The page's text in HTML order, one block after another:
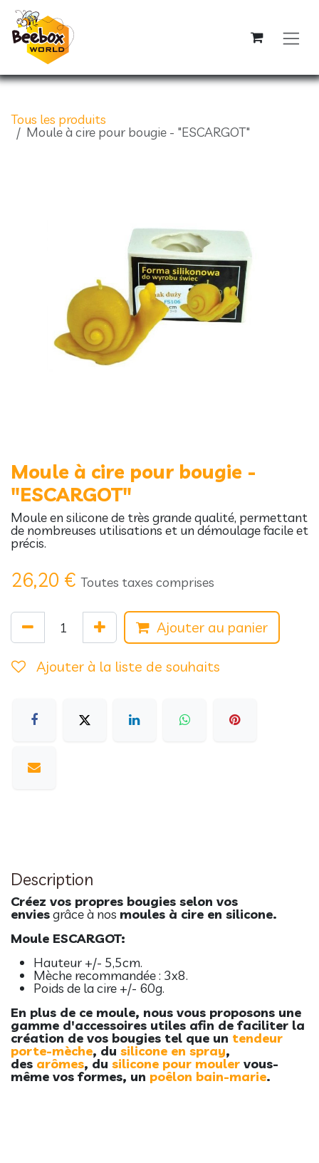
Se rendre au contenu
Tous les produits
Moule à cire pour bougie - "ESCARGOT"
Moule à cire pour bougie -
"ESCARGOT"
Moule en silicone de très grande qualité, permettant
de nombreuses utilisations et un démoulage facile et
précis.
26,20 € Toutes taxes comprises
Ajouter au panier
Ajouter à la liste de souhaits
Description
Créez vos propres bougies selon vos
enviesgrâce à nos moules à cire en silicone.
Moule ESCARGOT:
Hauteur +/- 5,5cm.
Mèche recommandée : 3x8.
Poids de la cire +/- 60g.
En plus de ce moule, nous vous proposons une
gamme d'accessoires utiles afin de faciliter la
création de vos bougies tel que un tendeur
porte-mèche, du silicone en spray,
des arômes, du silicone pour mouler vous-
même vos formes, un poêlon bain-marie.